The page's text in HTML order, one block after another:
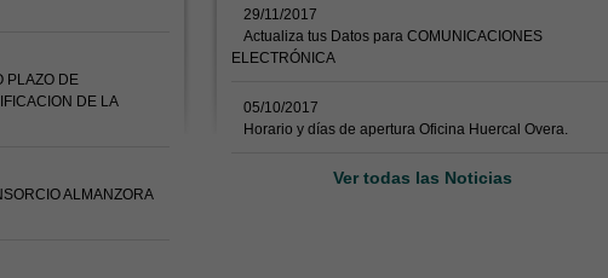
PLAZO DE
DE LA
ALMANZORA
29/11/2017
Actualiza tus Datos para COMUNICACIONES
ELECTRÓNICA
05/10/2017
Horario y días de apertura Oficina Huercal Overa.
Ver todas las Noticias